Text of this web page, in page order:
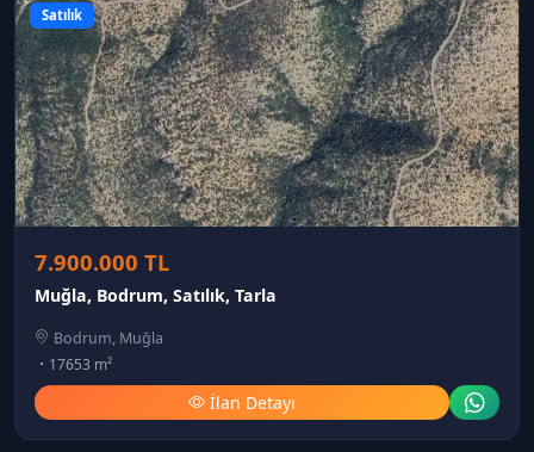
Satılık
7.900.000 TL
Muğla, Bodrum, Satılık, Tarla
Bodrum, Muğla
17653 m²
İlan Detayı